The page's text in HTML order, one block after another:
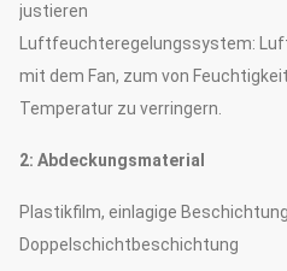
justieren
Luftfeuchteregelungssystem:
mit dem Fan, zum von
Temperatur zu verringern.
2: Abdeckungsmaterial
Plastikfilm, einlagige
Doppelschichtbeschichtung